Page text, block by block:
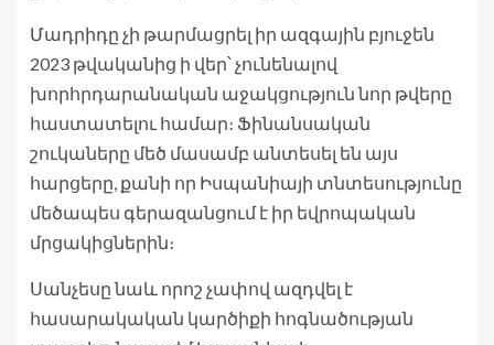
Մադրիդը չի թարմացրել իր ազգային բյուջեն
2023 թվականից ի վեր՝ չունենալով
խորհրդարանական աջակցություն նոր թվերը
հաստատելու համար։ Ֆինանսական
շուկաները մեծ մասամբ անտեսել են այս
հարցերը, քանի որ Իսպանիայի տնտեսությունը
մեծապես գերազանցում է իր եվրոպական
մրցակիցներին։
Սանչեսը նաև որոշ չափով ազդվել է
հասարակական կարծիքի հոգնածության